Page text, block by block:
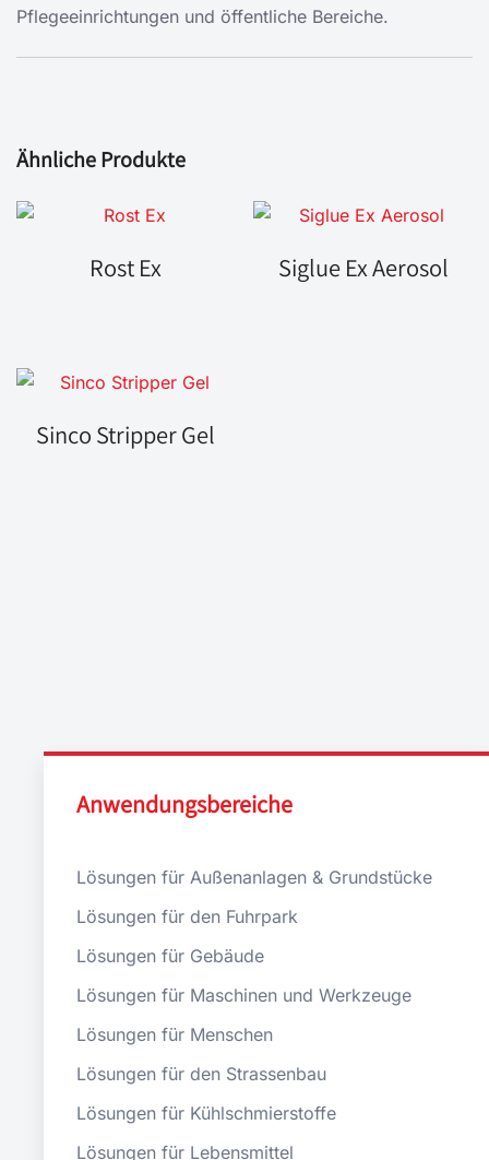
Pflegeeinrichtungen und öffentliche Bereiche.
Ähnliche Produkte
Rost Ex Siglue Ex Aerosol
Sinco Stripper Gel
Anwendungsbereiche
Lösungen für Außenanlagen & Grundstücke
Lösungen für den Fuhrpark
Lösungen für Gebäude
Lösungen für Maschinen und Werkzeuge
Lösungen für Menschen
Lösungen für den Strassenbau
Lösungen für Kühlschmierstoffe
Lösungen für Lebensmittel